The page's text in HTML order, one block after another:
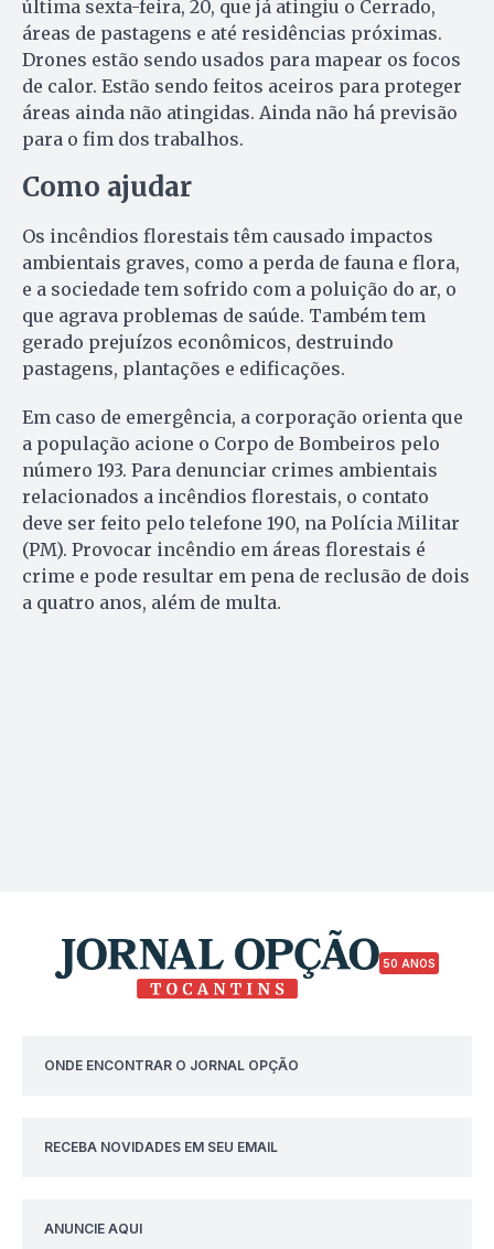
última sexta-feira, 20, que já atingiu o Cerrado,
áreas de pastagens e até residências próximas.
Drones estão sendo usados para mapear os focos
de calor. Estão sendo feitos aceiros para proteger
áreas ainda não atingidas. Ainda não há previsão
para o fim dos trabalhos.
Como ajudar
Os incêndios florestais têm causado impactos
ambientais graves, como a perda de fauna e flora,
e a sociedade tem sofrido com a poluição do ar, o
que agrava problemas de saúde. Também tem
gerado prejuízos econômicos, destruindo
pastagens, plantações e edificações.
Em caso de emergência, a corporação orienta que
a população acione o Corpo de Bombeiros pelo
número 193. Para denunciar crimes ambientais
relacionados a incêndios florestais, o contato
deve ser feito pelo telefone 190, na Polícia Militar
(PM). Provocar incêndio em áreas florestais é
crime e pode resultar em pena de reclusão de dois
a quatro anos, além de multa.
50 ANOS
ONDE ENCONTRAR O JORNAL OPÇÃO
RECEBA NOVIDADES EM SEU EMAIL
ANUNCIE AQUI